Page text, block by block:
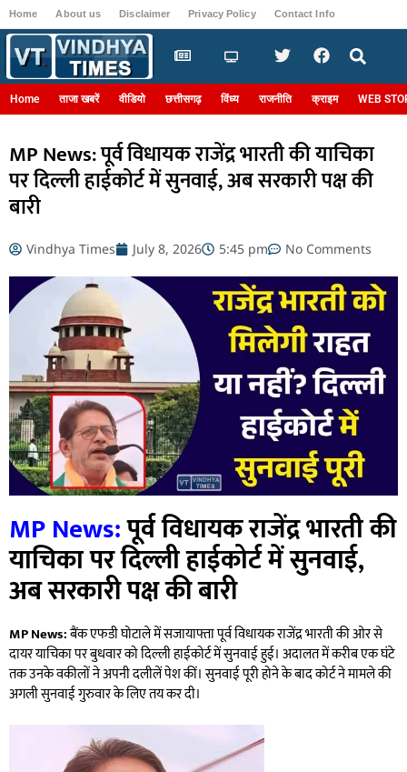
Home About us Disclaimer Privacy Policy Contact Info
Home ताजा खबरें वीडियो छत्तीसगढ़ विंध्य राजनीति क्राइम WEB
MP News: पूर्व विधायक राजेंद्र भारती की याचिका
पर दिल्ली हाईकोर्ट में सुनवाई, अब सरकारी पक्ष की
बारी
Vindhya Times July 8, 2026 5:45 pm No Comments
MP News:पूर्व विधायक राजेंद्र भारती की
याचिका पर दिल्ली हाईकोर्ट में सुनवाई,
अब सरकारी पक्ष की बारी
MP News:बैंक एफडी घोटाले में सजायाफ्ता पूर्व विधायक राजेंद्र भारती की ओर से
दायर याचिका पर बुधवार को दिल्ली हाईकोर्ट में सुनवाई हुई। अदालत में करीब एक घंटे
तक उनके वकीलों ने अपनी दलीलें पेश कीं। सुनवाई पूरी होने के बाद कोर्ट ने मामले की
अगली सुनवाई गुरुवार के लिए तय कर दी।